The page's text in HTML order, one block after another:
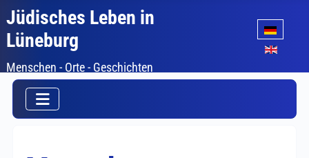
Jüdisches Leben in
Lüneburg
Menschen - Orte - Geschichten
Sprache